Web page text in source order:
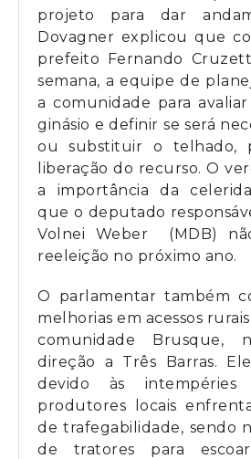
projeto para dar
Dovagner explicou que
prefeito Fernando
semana, a equipe de
a comunidade para
ginásio e definir se será
ou substituir o telhado,
liberação do recurso. O
a importância da
que o deputado
Volnei Weber (MDB)
reeleição no próximo ano.
O parlamentar também
melhorias em acessos
comunidade Brusque,
direção a Três Barras.
devido às intempéries
produtores locais
de trafegabilidade, sendo
de tratores para